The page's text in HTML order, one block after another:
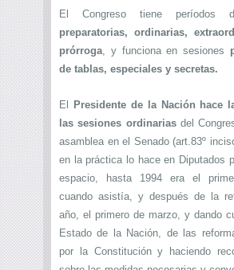
El Congreso tiene períodos
preparatorias, ordinarias,
prórroga, y funciona en sesiones
de tablas, especiales y secretas.
El Presidente de la Nación hace
las sesiones ordinariasdel
asamblea en el Senado (art.83º
en la práctica lo hace en Diputados
espacio, hasta 1994 era el
cuando asistía, y después de la
año, el primero de marzo, y dando
Estado de la Nación, de las
por la Constitución y haciendo